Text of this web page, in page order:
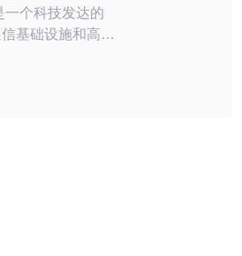
基础设施和高速